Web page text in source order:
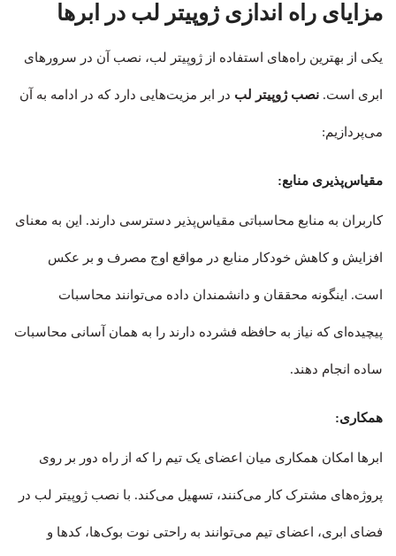
مزایای راه اندازی ژوپیتر لب در ابرها
یکی از بهترین راه‌های استفاده از ژوپیتر لب، نصب آن در سرورهای
ابری است. نصب ژوپیتر لب در ابر مزیت‌هایی دارد که در ادامه به آن
می‌پردازیم:
مقیاس‌پذیری منابع:
کاربران به منابع محاسباتی مقیاس‌پذیر دسترسی دارند. این به معنای
افزایش و کاهش خودکار منابع در مواقع اوج مصرف و بر عکس
است. اینگونه محققان و دانشمندان داده می‌توانند محاسبات
پیچیده‌ای که نیاز به حافظه فشرده دارند را به همان آسانی محاسبات
ساده انجام دهند.
همکاری:
ابرها امکان همکاری میان اعضای یک تیم را که از راه دور بر روی
پروژه‌های مشترک کار می‌کنند، تسهیل می‌کند. با نصب ژوپیتر لب در
فضای ابری، اعضای تیم می‌توانند به راحتی نوت بوک‌ها، کدها و